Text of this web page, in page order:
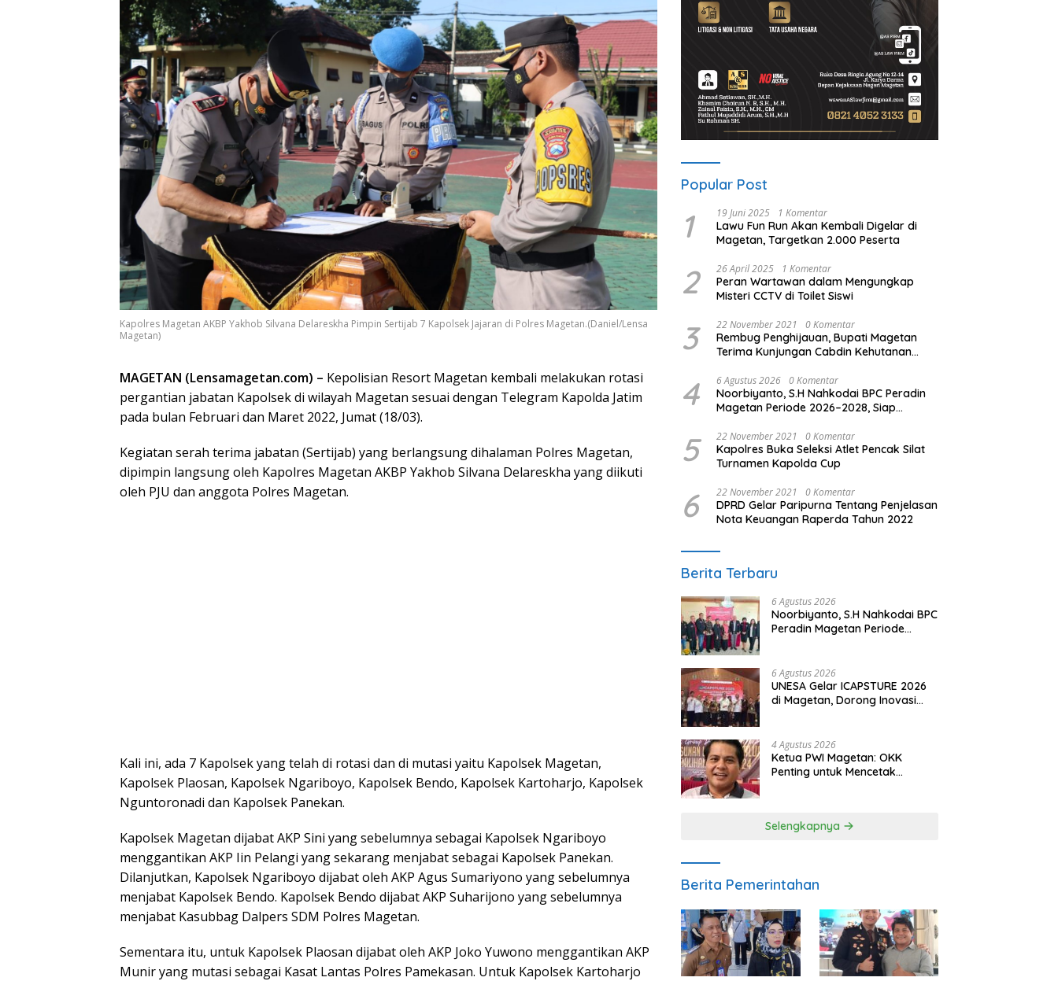
Kapolres Magetan AKBP Yakhob Silvana Delareskha Pimpin Sertijab 7 Kapolsek Jajaran di Polres Magetan.(Daniel/Lensa
Magetan)
MAGETAN (Lensamagetan.com) – Kepolisian Resort Magetan kembali melakukan rotasi
pergantian jabatan Kapolsek di wilayah Magetan sesuai dengan Telegram Kapolda Jatim
pada bulan Februari dan Maret 2022, Jumat (18/03).
Kegiatan serah terima jabatan (Sertijab) yang berlangsung dihalaman Polres Magetan,
dipimpin langsung oleh Kapolres Magetan AKBP Yakhob Silvana Delareskha yang diikuti
oleh PJU dan anggota Polres Magetan.
Kali ini, ada 7 Kapolsek yang telah di rotasi dan di mutasi yaitu Kapolsek Magetan,
Kapolsek Plaosan, Kapolsek Ngariboyo, Kapolsek Bendo, Kapolsek Kartoharjo, Kapolsek
Nguntoronadi dan Kapolsek Panekan.
Kapolsek Magetan dijabat AKP Sini yang sebelumnya sebagai Kapolsek Ngariboyo
menggantikan AKP Iin Pelangi yang sekarang menjabat sebagai Kapolsek Panekan.
Dilanjutkan, Kapolsek Ngariboyo dijabat oleh AKP Agus Sumariyono yang sebelumnya
menjabat Kapolsek Bendo. Kapolsek Bendo dijabat AKP Suharijono yang sebelumnya
menjabat Kasubbag Dalpers SDM Polres Magetan.
Sementara itu, untuk Kapolsek Plaosan dijabat oleh AKP Joko Yuwono menggantikan AKP
Munir yang mutasi sebagai Kasat Lantas Polres Pamekasan. Untuk Kapolsek Kartoharjo
Popular Post
1 19 Juni 2025 1 Komentar
Lawu Fun Run Akan Kembali Digelar di
Magetan, Targetkan 2.000 Peserta
2 26 April 2025 1 Komentar
Peran Wartawan dalam Mengungkap
Misteri CCTV di Toilet Siswi
3 22 November 2021 0 Komentar
Rembug Penghijauan, Bupati Magetan
Terima Kunjungan Cabdin Kehutanan
4 6 Agustus 2026 0 Komentar
Noorbiyanto, S.H Nahkodai BPC Peradin
Magetan Periode 2026–2028, Siap
5 22 November 2021 0 Komentar
Kapolres Buka Seleksi Atlet Pencak Silat
Turnamen Kapolda Cup
6 22 November 2021 0 Komentar
DPRD Gelar Paripurna Tentang Penjelasan
Nota Keuangan Raperda Tahun 2022
Berita Terbaru
6 Agustus 2026
Noorbiyanto, S.H Nahkodai BPC
Peradin Magetan Periode
6 Agustus 2026
UNESA Gelar ICAPSTURE 2026
di Magetan, Dorong Inovasi
4 Agustus 2026
Ketua PWI Magetan: OKK
Penting untuk Mencetak
Selengkapnya
Berita Pemerintahan